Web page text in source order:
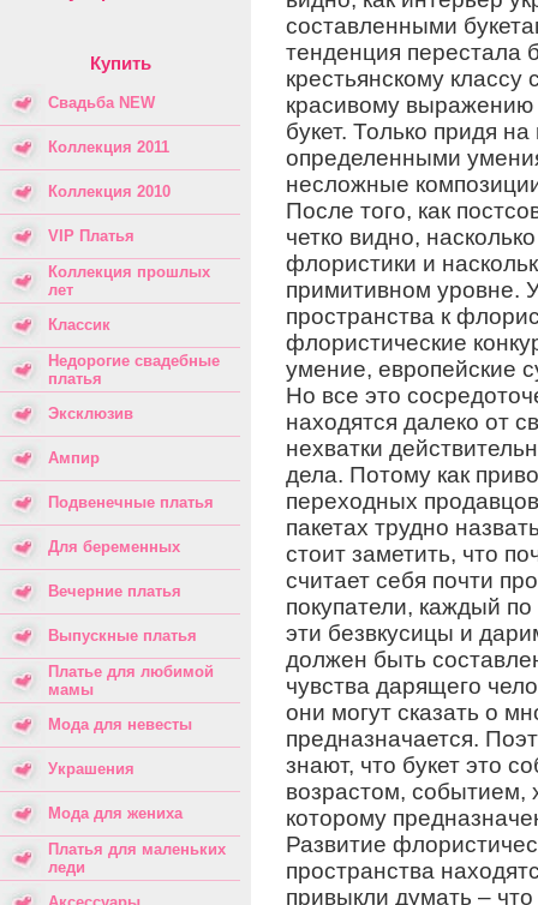
Купить
Свадьба NEW
Коллекция 2011
Коллекция 2010
VIP Платья
Коллекция прошлых
лет
Классик
Недорогие свадебные
платья
Эксклюзив
Ампир
Подвенечные платья
Для беременных
Вечерние платья
Выпускные платья
Платье для любимой
мамы
Мода для невесты
Украшения
Мода для жениха
Платья для маленьких
леди
составленными
тенденция перестала
крестьянскому классу
красивому выражению
букет. Только придя
определенными
несложные
После того, как
четко видно,
флористики и
примитивном уровне.
пространства к
флористические
умение, европейские
Но все это
находятся далеко от
нехватки
дела. Потому как
переходных
пакетах трудно
стоит заметить, что
считает себя почти
покупатели, каждый
эти безвкусицы и
должен быть
чувства дарящего
они могут сказать о
предназначается.
знают, что букет это
возрастом, событием,
которому
Развитие
пространства
привыкли думать –